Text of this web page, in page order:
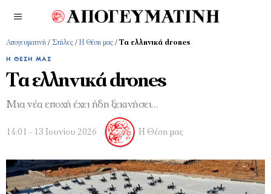
Απογευματινή / Στήλες / Η Θέση μας / Τα ελληνικά drones
Η ΘΈΣΗ ΜΑΣ
Τα ελληνικά drones
Μια νέα εποχή έχει ήδη ξεκινήσει…
14:01 - 13 Ιουνίου 2026 Η Θέση μας